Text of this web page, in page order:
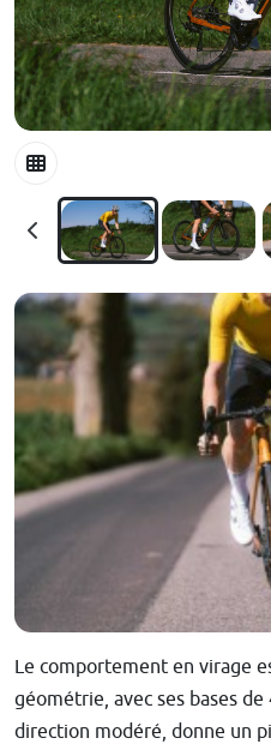
Le comportement en virage
géométrie, avec ses bases
direction modéré, donne un